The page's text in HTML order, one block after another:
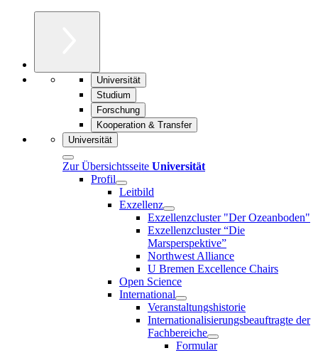
Universität
Studium
Forschung
Kooperation & Transfer
Universität
Zur Übersichtsseite Universität
Profil
Leitbild
Exzellenz
Exzellenzcluster "Der Ozeanboden"
Exzellenzcluster “Die
Marsperspektive”
Northwest Alliance
U Bremen Excellence Chairs
Open Science
International
Veranstaltungshistorie
Internationalisierungsbeauftragte der
Fachbereiche
Formular